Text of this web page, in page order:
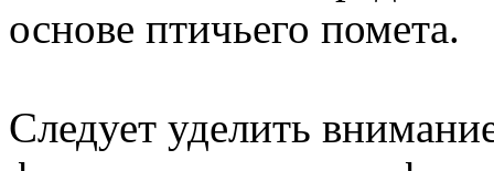
основе птичьего помета.
Следует уделить